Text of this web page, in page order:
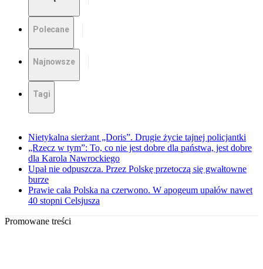
Polecane
Najnowsze
Tagi
Nietykalna sierżant „Doris”. Drugie życie tajnej policjantki
„Rzecz w tym”: To, co nie jest dobre dla państwa, jest dobre
dla Karola Nawrockiego
Upał nie odpuszcza. Przez Polskę przetoczą się gwałtowne
burze
Prawie cała Polska na czerwono. W apogeum upałów nawet
40 stopni Celsjusza
Promowane treści